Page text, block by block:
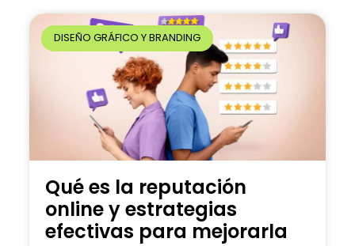
DISEÑO GRÁFICO Y BRANDING
Qué es la reputación
online y estrategias
efectivas para mejorarla